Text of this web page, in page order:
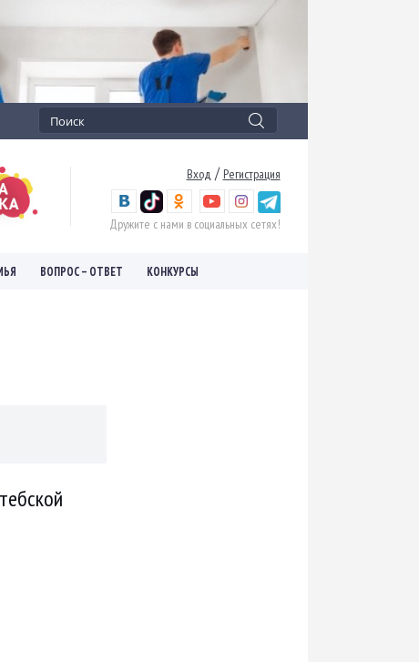
Вход / Регистрация
Дружите с нами в социальных сетях!
ВОПРОС – ОТВЕТ КОНКУРСЫ